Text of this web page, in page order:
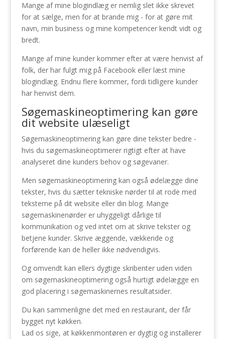
Mange af mine blogindlæg er nemlig slet ikke skrevet
for at sælge, men for at brande mig - for at gøre mit
navn, min business og mine kompetencer kendt vidt og
bredt.
Mange af mine kunder kommer efter at være henvist af
folk, der har fulgt mig på Facebook eller læst mine
blogindlæg. Endnu flere kommer, fordi tidligere kunder
har henvist dem.
Søgemaskineoptimering kan gøre
dit website ulæseligt
Søgemaskineoptimering kan gøre dine tekster bedre -
hvis du søgemaskineoptimerer rigtigt efter at have
analyseret dine kunders behov og søgevaner.
Men søgemaskineoptimering kan også ødelægge dine
tekster, hvis du sætter tekniske nørder til at rode med
teksterne på dit website eller din blog. Mange
søgemaskinenørder er uhyggeligt dårlige til
kommunikation og ved intet om at skrive tekster og
betjene kunder. Skrive æggende, vækkende og
forførende kan de heller ikke nødvendigvis.
Og omvendt kan ellers dygtige skribenter uden viden
om søgemaskineoptimering også hurtigt ødelægge en
god placering i søgemaskinernes resultatsider.
Du kan sammenligne det med en restaurant, der får
bygget nyt køkken.
Lad os sige, at køkkenmontøren er dygtig og installerer